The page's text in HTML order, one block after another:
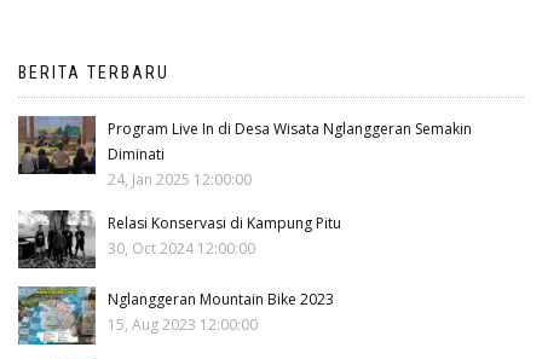
BERITA TERBARU
Program Live In di Desa Wisata Nglanggeran Semakin
Diminati
24, Jan 2025 12:00:00
Relasi Konservasi di Kampung Pitu
30, Oct 2024 12:00:00
Nglanggeran Mountain Bike 2023
15, Aug 2023 12:00:00